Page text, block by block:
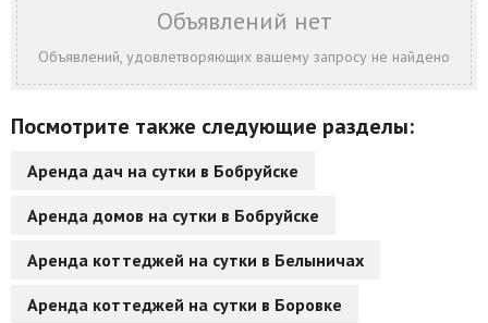
Комерческая недвижимость
Недвижимость в Бобруйске
Продажа коммерческой недвижимости
Аренда коммерческой недвижимости
Другие разделы
Новости
Объявлений нет
Объявлений, удовлетворяющих вашему запросу не найдено
Посмотрите также следующие разделы:
Аренда дач на сутки в Бобруйске
Аренда домов на сутки в Бобруйске
Аренда коттеджей на сутки в Белыничах
Аренда коттеджей на сутки в Боровке